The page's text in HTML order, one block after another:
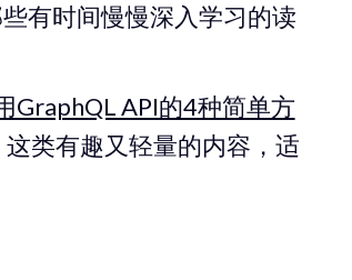
有时间慢慢深入学习的读
GraphQL API的4种简单方
这类有趣又轻量的内容，适